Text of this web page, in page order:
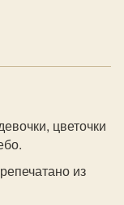
:)
цветочки
из